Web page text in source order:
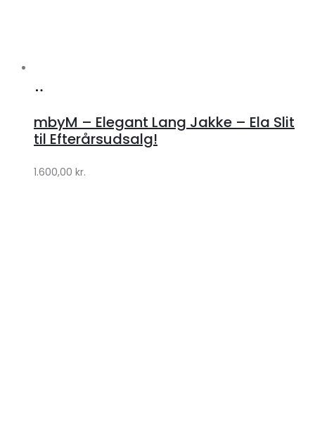
Lykke
Lykke
mbyM – Elegant Lang Jakke – Ela Slit
til Efterårsudsalg!
1.600,00 kr.